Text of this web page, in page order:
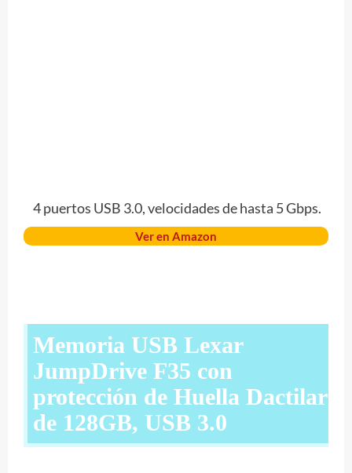
4 puertos USB 3.0, velocidades de hasta 5 Gbps.
Ver en Amazon
Memoria USB Lexar
JumpDrive F35 con
protección de Huella Dactilar
de 128GB, USB 3.0